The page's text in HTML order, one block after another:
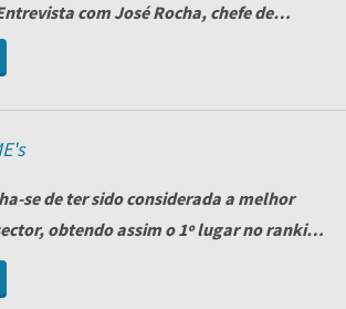
com José Rocha, chefe de
se de ter sido considerada a melhor
obtendo assim o 1º lugar no ranking